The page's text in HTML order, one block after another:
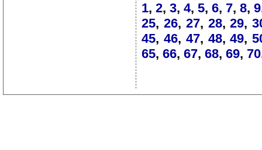
1, 2, 3, 4, 5, 6, 7, 8, 9
25, 26, 27, 28,29,
45, 46, 47, 48,49,
65, 66, 67, 68, 69, 70